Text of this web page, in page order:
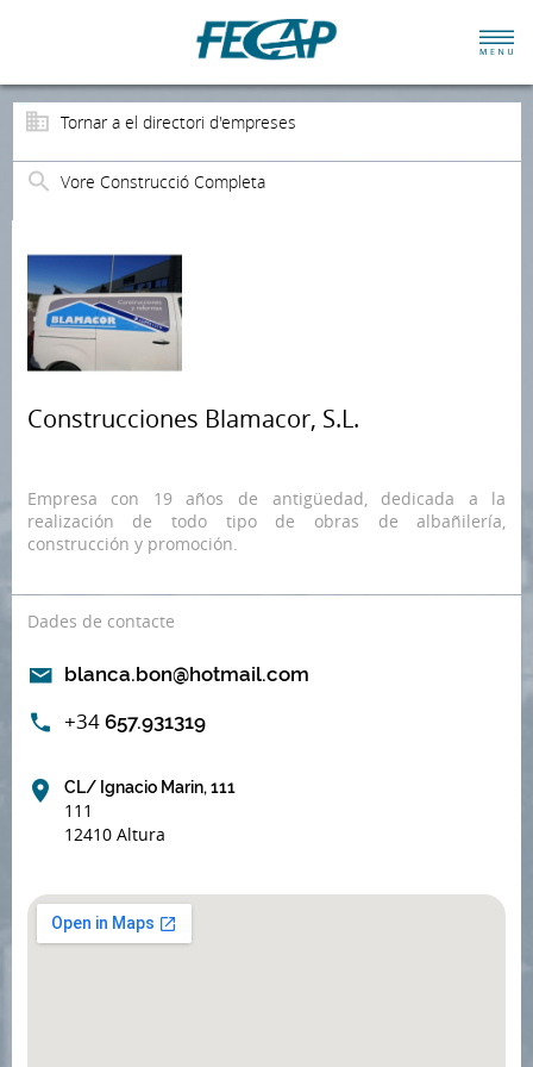
Tornar a el directori d'empreses
Vore Construcció Completa
Construcciones Blamacor, S.L.
Empresa con 19 años de antigüedad, dedicada a la
realización de todo tipo de obras de albañilería,
construcción y promoción.
Dades de contacte
blanca.bon@hotmail.com
+34 657.931319
CL/ Ignacio Marin, 111
111
12410 Altura